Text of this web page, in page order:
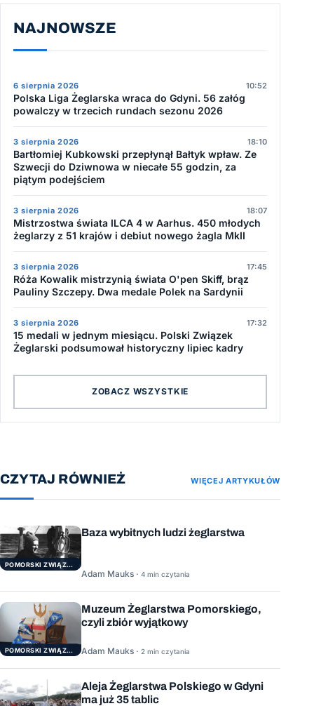
NAJNOWSZE
6 sierpnia 2026 10:52
Polska Liga Żeglarska wraca do Gdyni. 56 załóg
powalczy w trzecich rundach sezonu 2026
3 sierpnia 2026 18:10
Bartłomiej Kubkowski przepłynął Bałtyk wpław. Ze
Szwecji do Dziwnowa w niecałe 55 godzin, za
piątym podejściem
3 sierpnia 2026 18:07
Mistrzostwa świata ILCA 4 w Aarhus. 450 młodych
żeglarzy z 51 krajów i debiut nowego żagla MkII
3 sierpnia 2026 17:45
Róża Kowalik mistrzynią świata O'pen Skiff, brąz
Pauliny Szczepy. Dwa medale Polek na Sardynii
3 sierpnia 2026 17:32
15 medali w jednym miesiącu. Polski Związek
Żeglarski podsumował historyczny lipiec kadry
ZOBACZ WSZYSTKIE
CZYTAJ RÓWNIEŻ WIĘCEJ ARTYKUŁÓW
POMORSKI ZWIĄZEK ŻEGLARSKI
Baza wybitnych ludzi żeglarstwa
Adam Mauks · 4 min czytania
POMORSKI ZWIĄZEK ŻEGLARSKI
Muzeum Żeglarstwa Pomorskiego,
czyli zbiór wyjątkowy
Adam Mauks · 2 min czytania
Aleja Żeglarstwa Polskiego w Gdyni
ma już 35 tablic